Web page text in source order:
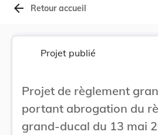
arrow_back Retour accueil
Projet publié
Projet de règlement
portant abrogation du
grand-ducal du 13 mai